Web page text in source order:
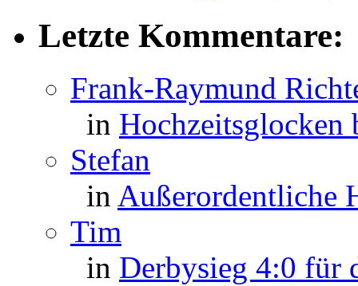
Letzte Kommentare:
Frank-Raymund
in Hochzeitsglocken
Stefan
in Außerordentliche
Tim
in Derbysieg 4:0 für